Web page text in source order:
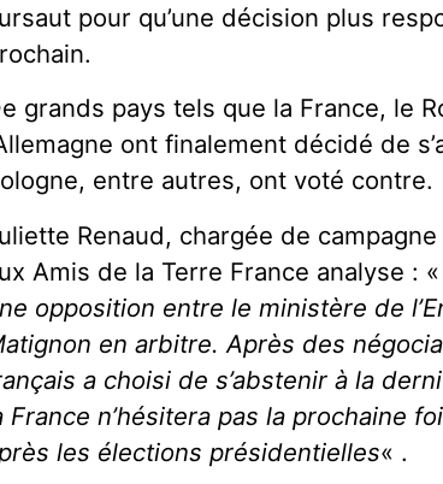
pour qu’une décision plus
grands pays tels que la France, le
ont finalement décidé de
entre autres, ont voté contre.
Renaud, chargée de
Amis de la Terre France analyse : «
opposition entre le ministère de
en arbitre. Après des
a choisi de s’abstenir à la
France n’hésitera pas la prochaine
les élections présidentielles« .